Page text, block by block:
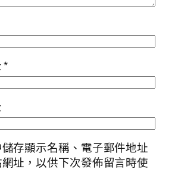
*
存顯示名稱、電子郵件地址
址，以供下次發佈留言時使